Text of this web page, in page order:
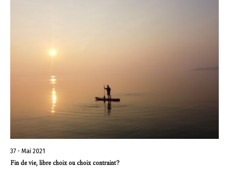
37 - Mai 2021
Fin de vie, libre choix ou choix contraint?